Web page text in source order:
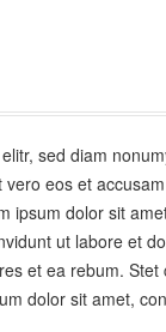
sed diam
eos et
ipsum dolor sit
ut labore et
et ea rebum.
dolor sit amet,